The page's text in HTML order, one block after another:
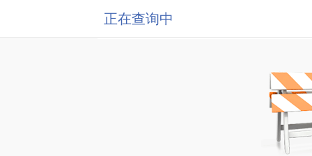
正在查询中